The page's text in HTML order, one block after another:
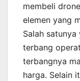
membeli
elemen yang
Salah
terbang
terbangnya
harga. Selain